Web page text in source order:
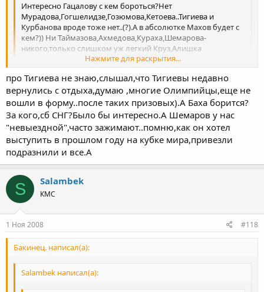
Интересно Гацалову с кем бороться?Нет
Мурадова,Гогшелидзе,Гозюмова,Кетоева..Тигиева и
Курбанова вроде тоже нет..(?).А в абсолютке Махов будет с
кем?)) Ни Таймазова,Ахмедова,Кураха,Шемарова-
никого,только слишком уж легкий Круз,Алишка
Исаев,Кара,еще кто?
Нажмите для раскрытия...
Ну никто не мешал ни Шемарову,ни Кураху,ни Таймазову в
абсолютке бороться. С Бахтияром на ЦСКА встретится Билял.
Разве Тигиев не будет в 96?
Нажмите для раскрытия...
про Тигиева не знаю,слышал,что Тигиевы недавно
вернулись с отдыха,думаю ,многие Олимпийцы,еще не
вошли в форму..после таких призовых).А Баха борится?
За кого,сб СНГ?Было бы интересно.А Шемаров у нас
"невыездной",часто зажимают..помню,как он хотел
выступить в прошлом году на кубке мира,привезли
подразнили и все.А
S Salambek
КМС
1 Ноя 2008 #118
Бакинец. написал(а):
Salambek написал(а):